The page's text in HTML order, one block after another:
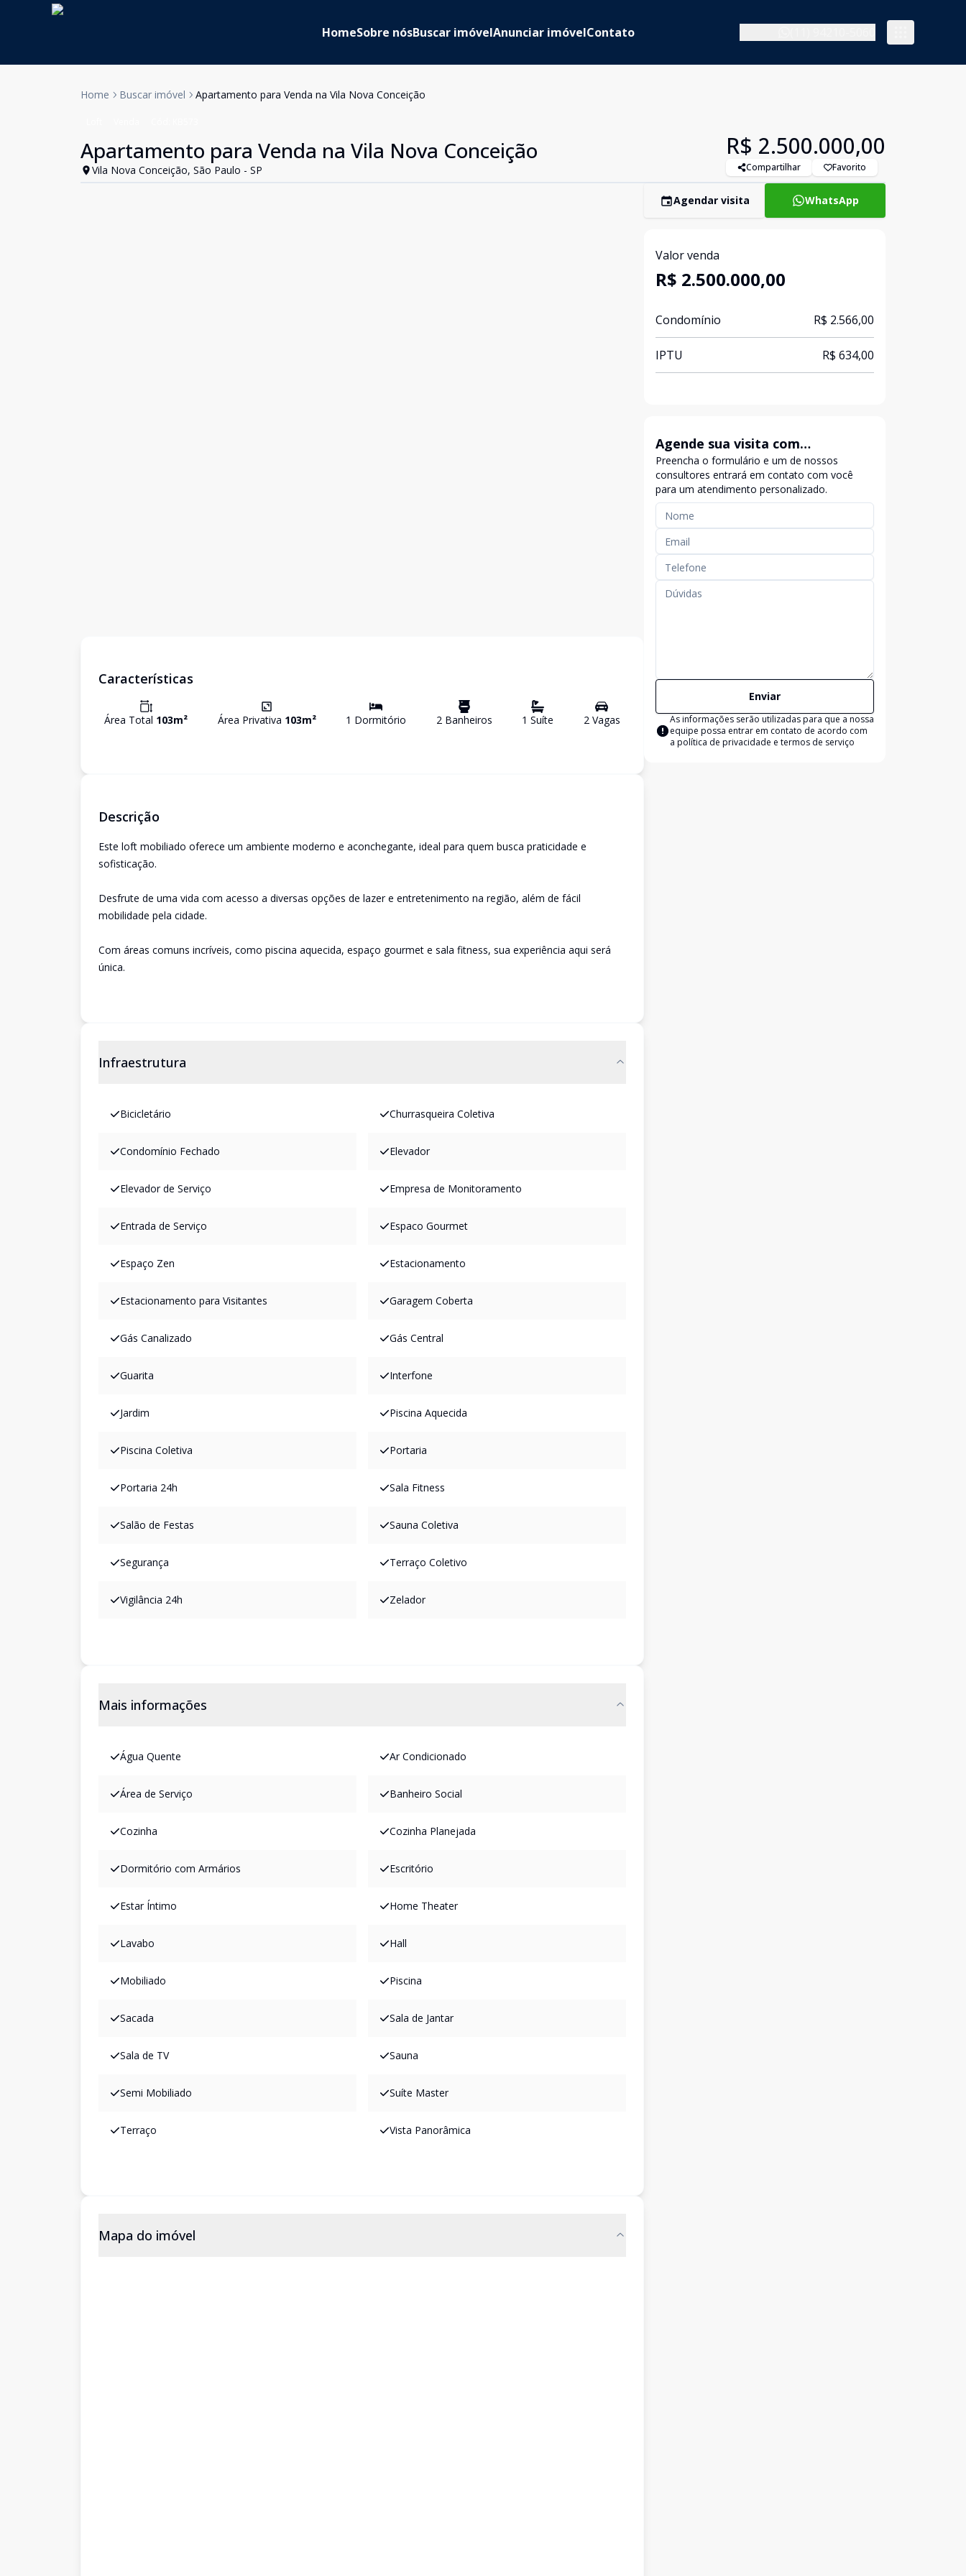
HomeSobre nósBuscar imóvelAnunciar imóvelContato
Home Buscar imóvel Apartamento para Venda na Vila Nova Conceição
Apartamento para Venda na Vila Nova Conceição
Vila Nova Conceição, São Paulo - SP
R$ 2.500.000,00
Compartilhar Favorito
Características
Área Total 103m² Área Privativa 103m² 1 Dormitório 2Banheiros 1 Suíte 2Vagas
Descrição
Este loft mobiliado oferece um ambiente moderno e aconchegante, ideal para quem busca praticidade e
sofisticação.
Desfrute de uma vida com acesso a diversas opções de lazer e entretenimento na região, além de fácil
mobilidade pela cidade.
Com áreas comuns incríveis, como piscina aquecida, espaço gourmet e sala fitness, sua experiência aqui será
única.
Infraestrutura
Bicicletário Churrasqueira Coletiva
Condomínio Fechado Elevador
Elevador de Serviço Empresa de Monitoramento
Entrada de Serviço Espaco Gourmet
Espaço Zen Estacionamento
Estacionamento para Visitantes Garagem Coberta
Gás Canalizado Gás Central
Guarita Interfone
Jardim Piscina Aquecida
Piscina Coletiva Portaria
Portaria 24h Sala Fitness
Salão de Festas Sauna Coletiva
Segurança Terraço Coletivo
Vigilância 24h Zelador
Mais informações
Água Quente Ar Condicionado
Área de Serviço Banheiro Social
Cozinha Cozinha Planejada
Dormitório com Armários Escritório
Estar Íntimo Home Theater
Lavabo Hall
Mobiliado Piscina
Sacada Sala de Jantar
Sala de TV Sauna
Semi Mobiliado Suíte Master
Terraço Vista Panorâmica
Mapa do imóvel
Agendar visita WhatsApp
Valor venda
R$ 2.500.000,00
Condomínio R$ 2.566,00
IPTU R$ 634,00
Agende sua visita com
exclusividade
Preencha o formulário e um de nossos
consultores entrará em contato com você
para um atendimento personalizado.
Enviar
As informações serão utilizadas para que a nossa
equipe possa entrar em contato de acordo com
a política de privacidade e termos de serviço